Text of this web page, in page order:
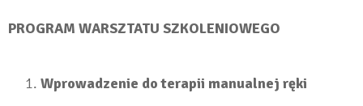
PROGRAM WARSZTATU SZKOLENIOWEGO
Wprowadzenie do terapii manualnej ręki